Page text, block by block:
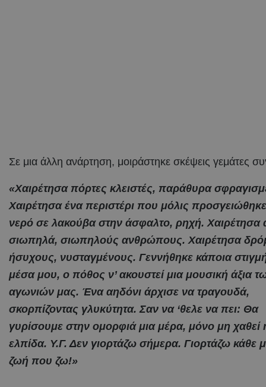
Σε μια άλλη ανάρτηση, μοιράστηκε σκέψεις γεμάτες
«Χαιρέτησα πόρτες κλειστές, παράθυρα
Χαιρέτησα ένα περιστέρι που μόλις προσγειώθηκε
νερό σε λακούβα στην άσφαλτο, ρηχή. Χαιρέτησα
σιωπηλά, σιωπηλούς ανθρώπους. Χαιρέτησα
ήσυχους, νυσταγμένους. Γεννήθηκε κάποια
μέσα μου, ο πόθος ν’ ακουστεί μια μουσική άξια
αγωνιών μας. Ένα αηδόνι άρχισε να τραγουδά,
σκορπίζοντας γλυκύτητα. Σαν να ‘θελε να πει: Θα
γυρίσουμε στην ομορφιά μια μέρα, μόνο μη χαθεί
ελπίδα. Υ.Γ. Δεν γιορτάζω σήμερα. Γιορτάζω κάθε
ζωή που ζω!»